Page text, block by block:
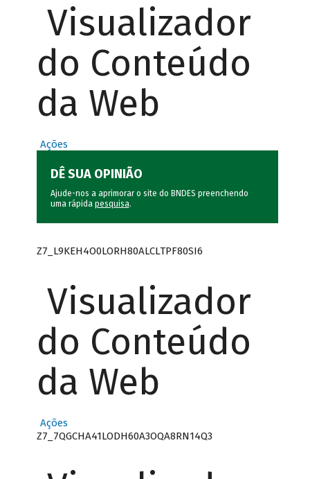
Visualizador
do Conteúdo
da Web
Ações
DÊ SUA OPINIÃO
Ajude-nos a aprimorar o site do BNDES preenchendo
uma rápida pesquisa.
Z7_L9KEH4O0LORH80ALCLTPF80SI6
Visualizador
do Conteúdo
da Web
Ações
Z7_7QGCHA41LODH60A3OQA8RN14Q3